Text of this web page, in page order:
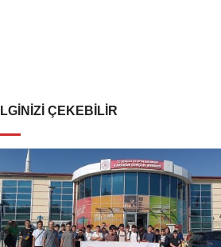
İLGINIZI ÇEKEBILIR